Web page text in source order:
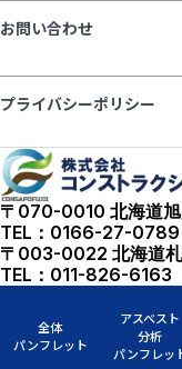
お問い合わせ
プライバシーポリシー
〒070-0010 北海道
TEL：0166-27-
〒003-0022 北海道札
TEL：011-826-
全体
パンフレット
アスベスト
分析
パンフレッ